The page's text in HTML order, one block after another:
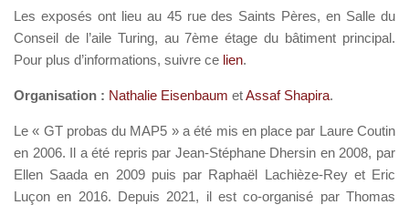
Les exposés ont lieu au 45 rue des Saints Pères, en Salle du
Conseil de l’aile Turing, au 7ème étage du bâtiment principal.
Pour plus d’informations, suivre ce lien.
Organisation : Nathalie Eisenbaum etAssaf Shapira.
Le « GT probas du MAP5 » a été mis en place par Laure Coutin
en 2006. Il a été repris par Jean-Stéphane Dhersin en 2008, par
Ellen Saada en 2009 puis par Raphaël Lachièze-Rey et Eric
Luçon en 2016. Depuis 2021, il est co-organisé par Thomas